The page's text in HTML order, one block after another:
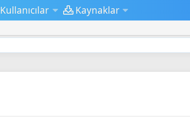
Kullanıcılar Kaynaklar